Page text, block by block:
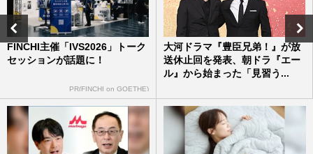
フェニックス』でガチスイン…
週刊女性PRIME 2026/8/4
広島カープ・矢野雅哉と前川誠太に家宅捜
索、羽月隆太郎の証言「ゾンビたばこ購入
の６人」残る１人は同ポジ…
週刊女性PRIME 2026/8/1
趣里、三山凌輝との結婚発表に「ご両親も
FINCHI主催「IVS2026」トーク
セッションが話題に！
PR(FINCHI on GOETHE)
大河ドラマ『豊臣兄弟！』が放
送休止回を発表、朝ドラ『エー
ル』から始まった「見習う...